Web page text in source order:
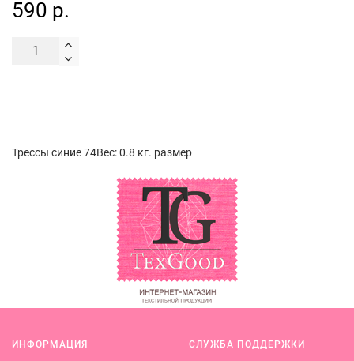
590 р.
Трессы синие 74Вес: 0.8 кг. размер
ИНФОРМАЦИЯ СЛУЖБА ПОДДЕРЖКИ